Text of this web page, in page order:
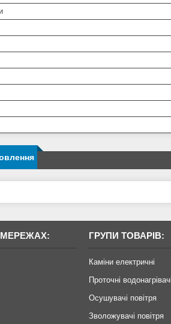
ГРУПИ ТОВАРІВ:
Каміни електричні
Проточні водонагрівачі
Осушувачі повітря
Зволожувачі повітря